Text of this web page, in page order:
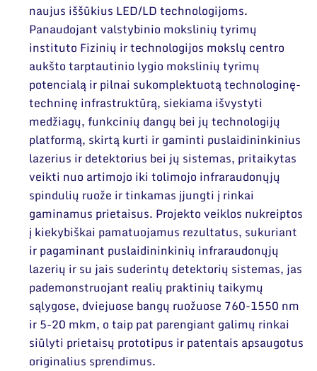
naujus iššūkius LED/LD technologijoms.
Panaudojant valstybinio mokslinių tyrimų
instituto Fizinių ir technologijos mokslų centro
aukšto tarptautinio lygio mokslinių tyrimų
potencialą ir pilnai sukomplektuotą technologinę-
techninę infrastruktūrą, siekiama išvystyti
medžiagų, funkcinių dangų bei jų technologijų
platformą, skirtą kurti ir gaminti puslaidininkinius
lazerius ir detektorius bei jų sistemas, pritaikytas
veikti nuo artimojo iki tolimojo infraraudonųjų
spindulių ruože ir tinkamas įjungti į rinkai
gaminamus prietaisus. Projekto veiklos nukreiptos
į kiekybiškai pamatuojamus rezultatus, sukuriant
ir pagaminant puslaidininkinių infraraudonųjų
lazerių ir su jais suderintų detektorių sistemas, jas
pademonstruojant realių praktinių taikymų
sąlygose, dviejuose bangų ruožuose 760-1550 nm
ir 5-20 mkm, o taip pat parengiant galimų rinkai
siūlyti prietaisų prototipus ir patentais apsaugotus
originalius sprendimus.